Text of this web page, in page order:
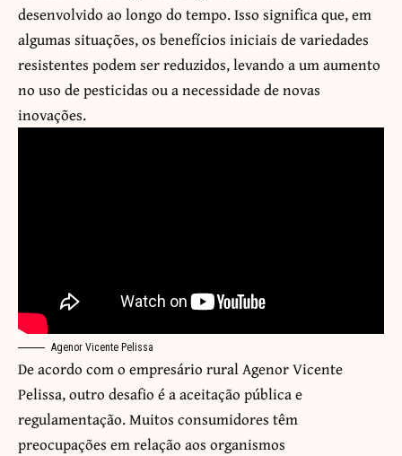
desenvolvido ao longo do tempo. Isso significa que, em
algumas situações, os benefícios iniciais de variedades
resistentes podem ser reduzidos, levando a um aumento
no uso de pesticidas ou a necessidade de novas
inovações.
Agenor Vicente Pelissa
De acordo com o empresário rural Agenor Vicente
Pelissa, outro desafio é a aceitação pública e
regulamentação. Muitos consumidores têm
preocupações em relação aos organismos